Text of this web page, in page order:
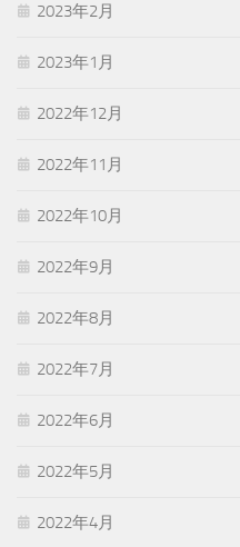
2023年2月
2023年1月
2022年12月
2022年11月
2022年10月
2022年9月
2022年8月
2022年7月
2022年6月
2022年5月
2022年4月